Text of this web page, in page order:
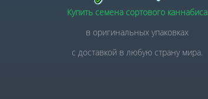
Купить семена сортового каннабиса
в оригинальных упаковках
с доставкой в любую страну мира.